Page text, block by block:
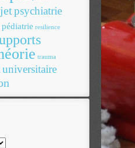
psychiatrie
pédiatrie resilience
trauma
universitaire